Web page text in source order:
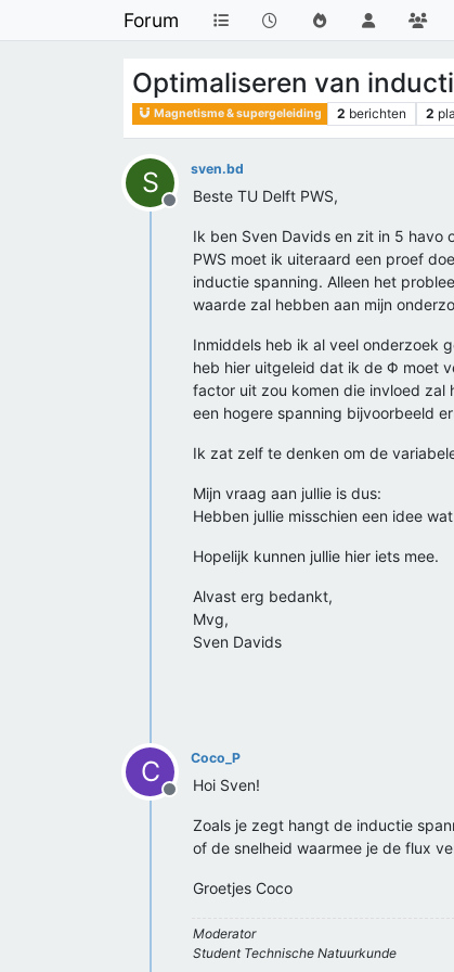
Forum
Optimaliseren van
Magnetisme & supergeleiding 2 berichten 2
S
Offline
sven.bd
Beste TU Delft PWS,
Ik ben Sven Davids en zit in 5 havo
PWS moet ik uiteraard een proef
inductie spanning. Alleen het
waarde zal hebben aan mijn
Inmiddels heb ik al veel onderzoek
heb hier uitgeleid dat ik de Φ moet
factor uit zou komen die invloed zal
een hogere spanning bijvoorbeeld
Ik zat zelf te denken om de
Mijn vraag aan jullie is dus:
Hebben jullie misschien een idee
Hopelijk kunnen jullie hier iets mee.
Alvast erg bedankt,
Mvg,
Sven Davids
C
Offline
Coco_P
Hoi Sven!
Zoals je zegt hangt de inductie
of de snelheid waarmee je de flux
Groetjes Coco
Moderator
Student Technische Natuurkunde